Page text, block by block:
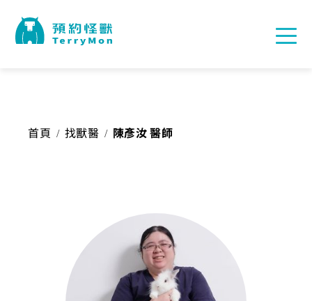
首頁 / 找獸醫 / 陳彥汝 醫師